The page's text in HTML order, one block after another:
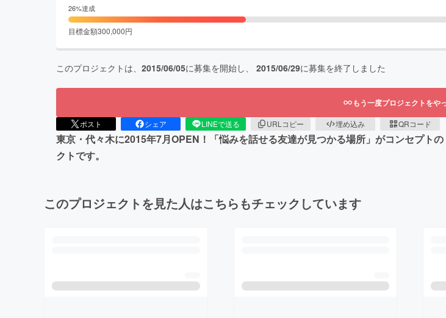
26%達成
目標金額300,000円
このプロジェクトは、 2015/06/05に募集を開始し、 2015/06/29に募集を終了しました
もう一度プロジェクトをや
ポスト シェア LINEで送る URLコピー 埋め込み QRコード
東京・代々木に2015年7月OPEN！「悩みを話せる友達が見つかる場所」がコンセプト
クトです。
このプロジェクトを見た人はこちらもチェックしています